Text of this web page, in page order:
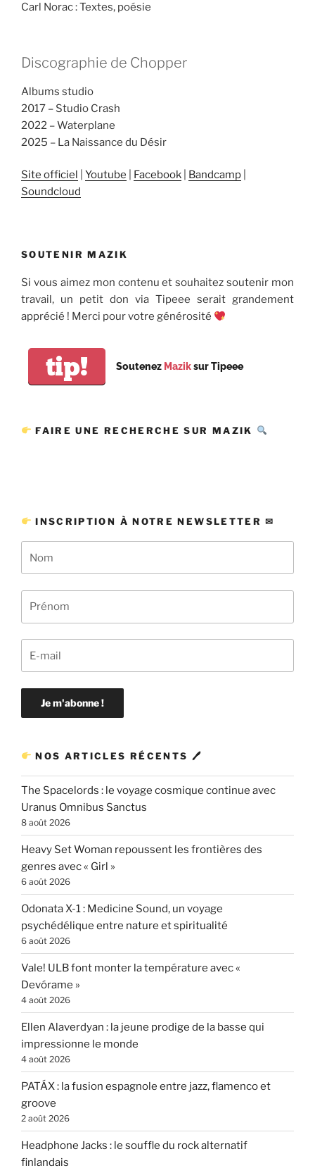
Carl Norac : Textes, poésie
Discographie de Chopper
Albums studio
2017 – Studio Crash
2022 – Waterplane
2025 – La Naissance du Désir
Site officiel Youtube Facebook Bandcamp
Soundcloud
SOUTENIR MAZIK
Si vous aimez mon contenu et souhaitez soutenir mon
travail, un petit don via Tipeee serait grandement
apprécié ! Merci pour votre générosité
tip! Soutenez Maziksur Tipeee
FAIRE UNE RECHERCHE SUR MAZIK
INSCRIPTION À NOTRE NEWSLETTER ✉
NOS ARTICLES RÉCENTS 🖊
The Spacelords : le voyage cosmique continue avec
Uranus Omnibus Sanctus
8 août 2026
Heavy Set Woman repoussent les frontières des
genres avec « Girl »
6 août 2026
Odonata X-1 : Medicine Sound, un voyage
psychédélique entre nature et spiritualité
6 août 2026
Vale! ULB font monter la température avec «
Devórame »
4 août 2026
Ellen Alaverdyan : la jeune prodige de la basse qui
impressionne le monde
4 août 2026
PATÁX : la fusion espagnole entre jazz, flamenco et
groove
2 août 2026
Headphone Jacks : le souffle du rock alternatif
finlandais